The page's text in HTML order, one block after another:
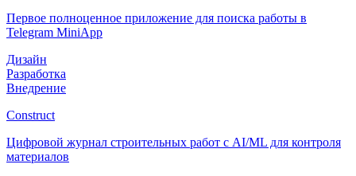
Первое полноценное приложение для поиска работы в
Telegram MiniApp
Дизайн
Разработка
Внедрение
Construct
Цифровой журнал строительных работ с AI/ML для контроля
материалов